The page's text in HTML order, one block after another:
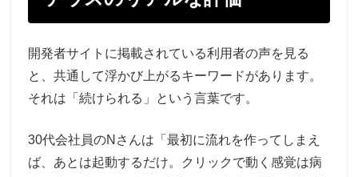
開発者サイトに掲載されている利用者の声を見る
と、共通して浮かび上がるキーワードがあります。
それは「続けられる」という言葉です。
30代会社員のNさんは「最初に流れを作ってしまえ
ば、あとは起動するだけ。クリックで動く感覚は病